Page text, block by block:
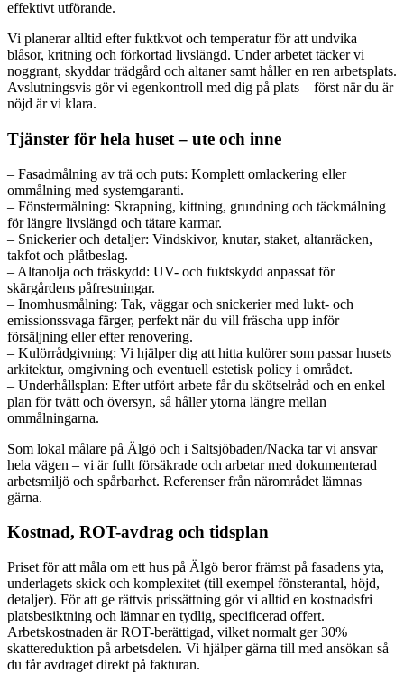
effektivt utförande.
Vi planerar alltid efter fuktkvot och temperatur för att undvika
blåsor, kritning och förkortad livslängd. Under arbetet täcker vi
noggrant, skyddar trädgård och altaner samt håller en ren arbetsplats.
Avslutningsvis gör vi egenkontroll med dig på plats – först när du är
nöjd är vi klara.
Tjänster för hela huset – ute och inne
– Fasadmålning av trä och puts: Komplett omlackering eller
ommålning med systemgaranti.
– Fönstermålning: Skrapning, kittning, grundning och täckmålning
för längre livslängd och tätare karmar.
– Snickerier och detaljer: Vindskivor, knutar, staket, altanräcken,
takfot och plåtbeslag.
– Altanolja och träskydd: UV- och fuktskydd anpassat för
skärgårdens påfrestningar.
– Inomhusmålning: Tak, väggar och snickerier med lukt- och
emissionssvaga färger, perfekt när du vill fräscha upp inför
försäljning eller efter renovering.
– Kulörrådgivning: Vi hjälper dig att hitta kulörer som passar husets
arkitektur, omgivning och eventuell estetisk policy i området.
– Underhållsplan: Efter utfört arbete får du skötselråd och en enkel
plan för tvätt och översyn, så håller ytorna längre mellan
ommålningarna.
Som lokal målare på Älgö och i Saltsjöbaden/Nacka tar vi ansvar
hela vägen – vi är fullt försäkrade och arbetar med dokumenterad
arbetsmiljö och spårbarhet. Referenser från närområdet lämnas
gärna.
Kostnad, ROT-avdrag och tidsplan
Priset för att måla om ett hus på Älgö beror främst på fasadens yta,
underlagets skick och komplexitet (till exempel fönsterantal, höjd,
detaljer). För att ge rättvis prissättning gör vi alltid en kostnadsfri
platsbesiktning och lämnar en tydlig, specificerad offert.
Arbetskostnaden är ROT-berättigad, vilket normalt ger 30%
skattereduktion på arbetsdelen. Vi hjälper gärna till med ansökan så
du får avdraget direkt på fakturan.